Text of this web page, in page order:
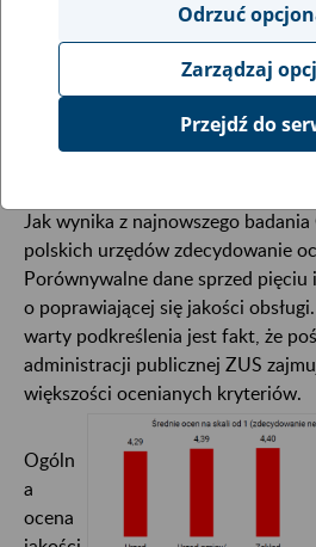
CBOS zapytał Polaków o
ZUS w opinii respondentów
ocenę – aż 4,4 w
ZUS obsłużyli najwięcej
zostali za bardzo
Jak wynika z najnowszego
polskich urzędów zdecydowanie
Porównywalne dane sprzed pięciu
o poprawiającej się jakości
warty podkreślenia jest fakt, że
administracji publicznej ZUS
większości ocenianych kryteriów.
Ogóln
a
ocena
Odrzuć
Zarządzaj
Przejdź do